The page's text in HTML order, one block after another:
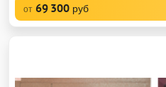
от 69 300 руб